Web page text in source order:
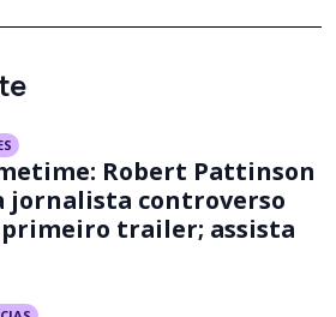
Robert Pattinson
jornalista controverso
trailer; assista